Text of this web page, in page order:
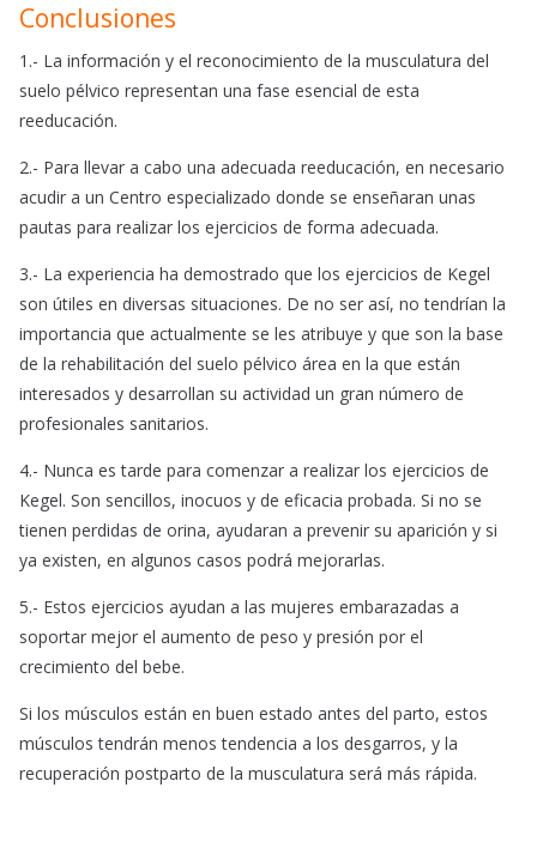
Conclusiones
1.- La información y el reconocimiento de la musculatura del
suelo pélvico representan una fase esencial de esta
reeducación.
2.- Para llevar a cabo una adecuada reeducación, en necesario
acudir a un Centro especializado donde se enseñaran unas
pautas para realizar los ejercicios de forma adecuada.
3.- La experiencia ha demostrado que los ejercicios de Kegel
son útiles en diversas situaciones. De no ser así, no tendrían la
importancia que actualmente se les atribuye y que son la base
de la rehabilitación del suelo pélvico área en la que están
interesados y desarrollan su actividad un gran número de
profesionales sanitarios.
4.- Nunca es tarde para comenzar a realizar los ejercicios de
Kegel. Son sencillos, inocuos y de eficacia probada. Si no se
tienen perdidas de orina, ayudaran a prevenir su aparición y si
ya existen, en algunos casos podrá mejorarlas.
5.- Estos ejercicios ayudan a las mujeres embarazadas a
soportar mejor el aumento de peso y presión por el
crecimiento del bebe.
Si los músculos están en buen estado antes del parto, estos
músculos tendrán menos tendencia a los desgarros, y la
recuperación postparto de la musculatura será más rápida.